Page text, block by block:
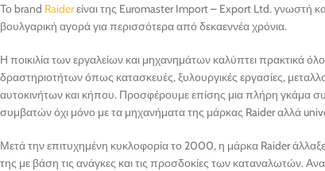
Το brand Raiderείναι της Euromaster Import – Export Ltd. γνωστή
βουλγαρική αγορά για περισσότερα από δεκαεννέα χρόνια.
Η ποικιλία των εργαλείων και μηχανημάτων καλύπτει πρακτικά
δραστηριοτήτων όπως κατασκευές, ξυλουργικές εργασίες,
αυτοκινήτων και κήπου. Προσφέρουμε επίσης μια πλήρη γκάμα
συμβατών όχι μόνο με τα μηχανήματα της μάρκας Raider αλλά
Μετά την επιτυχημένη κυκλοφορία το 2000, η μάρκα Raider
της με βάση τις ανάγκες και τις προσδοκίες των καταναλωτών.